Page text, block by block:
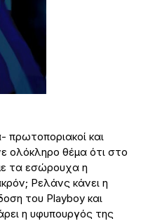
πρωτοποριακοί και
ολόκληρο θέμα ότι στο
τα εσώρουχα η
Ρελάνς κάνει η
του Playboy και
η υφυπουργός της